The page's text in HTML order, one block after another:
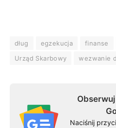
dług egzekucja finanse
Urząd Skarbowy
wezwanie
Naciśnij